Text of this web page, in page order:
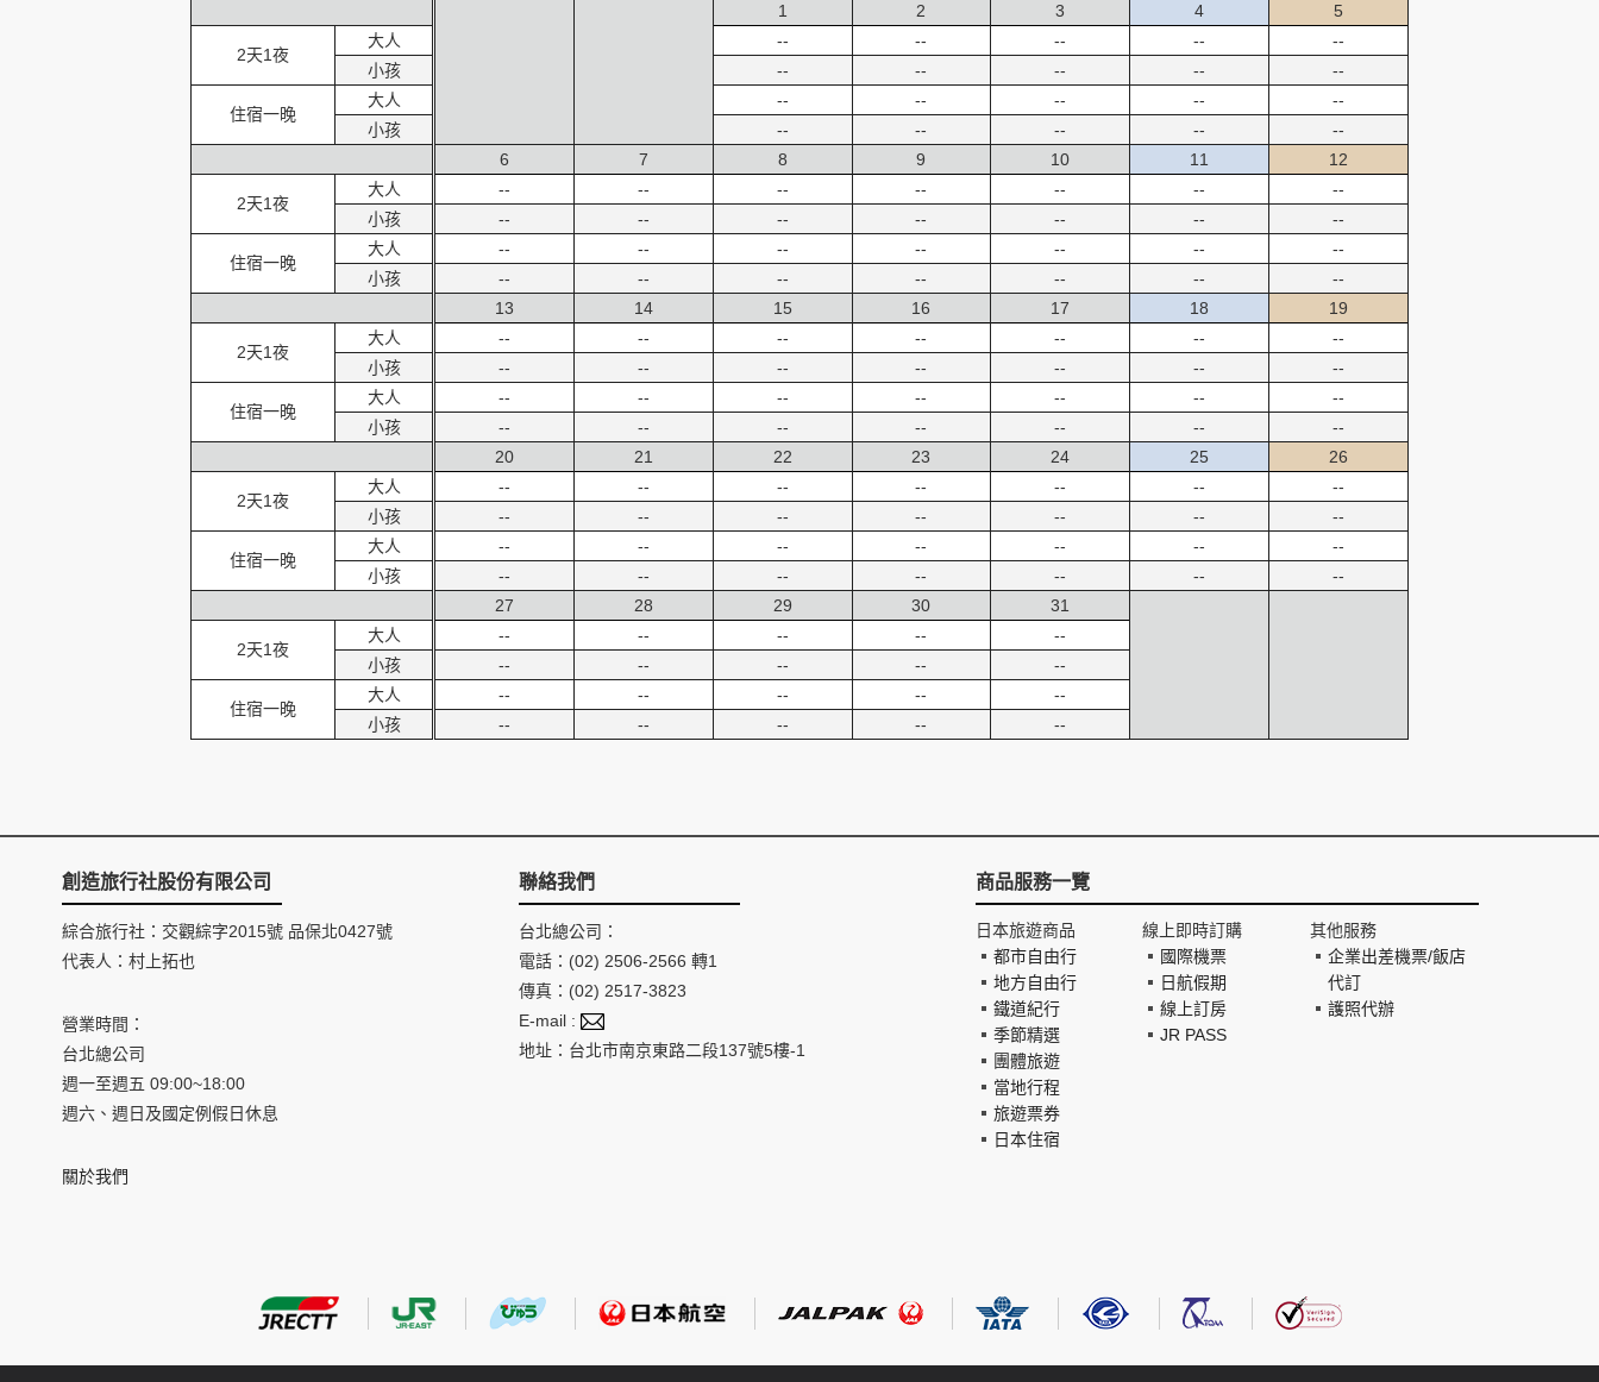
2天1夜
大人
小孩
住宿一晚
大人
小孩
2天1夜
大人
小孩
住宿一晚
大人
小孩
2天1夜
大人
小孩
住宿一晚
大人
小孩
2天1夜
大人
小孩
住宿一晚
大人
小孩
2天1夜
大人
小孩
住宿一晚
大人
小孩
1
--
--
--
--
2
--
--
--
--
3
--
--
--
--
4
--
--
--
--
5
--
--
--
--
6
--
--
--
--
7
--
--
--
--
8
--
--
--
--
9
--
--
--
--
10
--
--
--
--
11
--
--
--
--
12
--
--
--
--
13
--
--
--
--
14
--
--
--
--
15
--
--
--
--
16
--
--
--
--
17
--
--
--
--
18
--
--
--
--
19
--
--
--
--
20
--
--
--
--
21
--
--
--
--
22
--
--
--
--
23
--
--
--
--
24
--
--
--
--
25
--
--
--
--
26
--
--
--
--
27
--
--
--
--
28
--
--
--
--
29
--
--
--
--
30
--
--
--
--
31
--
--
--
--
創造旅行社股份有限公司
綜合旅行社：交觀綜字2015號 品保北0427號
代表人：村上拓也
營業時間：
台北總公司
週一至週五 09:00~18:00
週六、週日及國定例假日休息
關於我們
聯絡我們
台北總公司：
電話：(02) 2506-2566 轉1
傳真：(02) 2517-3823
E-mail :
地址：台北市南京東路二段137號5樓-1
商品服務一覽
日本旅遊商品
都市自由行
地方自由行
鐵道紀行
季節精選
團體旅遊
當地行程
旅遊票券
日本住宿
線上即時訂購
國際機票
日航假期
線上訂房
JR PASS
其他服務
企業出差機票/飯店
代訂
護照代辦